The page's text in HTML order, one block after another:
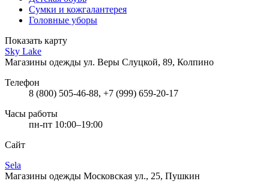
Сумки и кожгалантерея
Головные уборы
Показать карту
Sky Lake
Магазины одежды ул. Веры Слуцкой, 89, Колпино
Телефон
8 (800) 505-46-88, +7 (999) 659-20-17
Часы работы
пн-пт 10:00–19:00
Сайт
Sela
Магазины одежды Московская ул., 25, Пушкин